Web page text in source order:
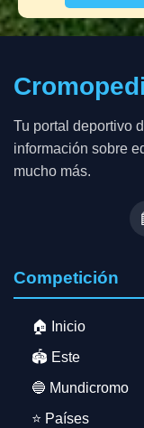
Tu portal deportivo
información sobre
mucho más.
Competición
🏠 Inicio
🏟️ Este
🔵 Mundicromo
⭐ Países